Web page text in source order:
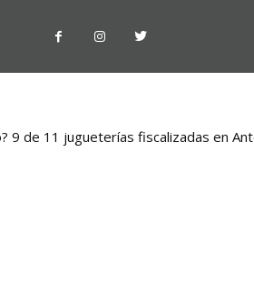
9 de 11 jugueterías fiscalizadas en